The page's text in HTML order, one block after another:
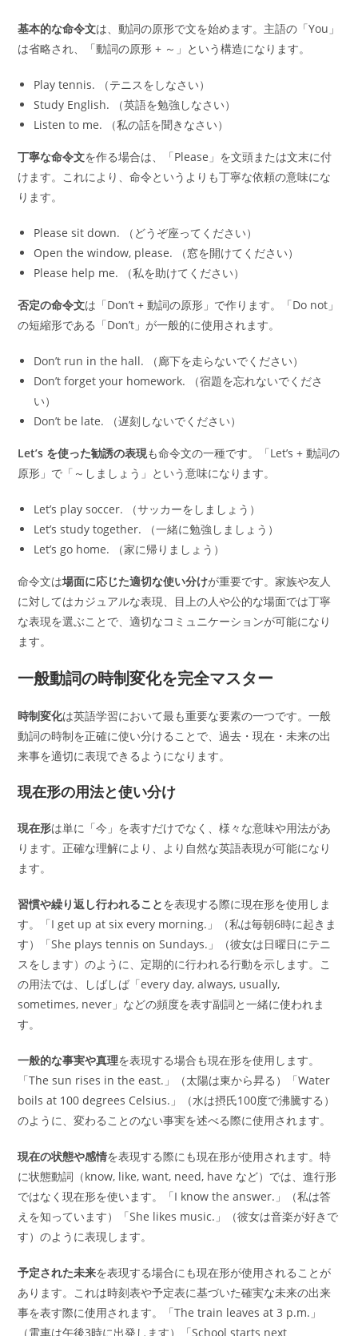
基本的な命令文は、動詞の原形で文を始めます。主語の「You」
は省略され、「動詞の原形 + ～」という構造になります。
Play tennis. （テニスをしなさい）
Study English. （英語を勉強しなさい）
Listen to me. （私の話を聞きなさい）
丁寧な命令文を作る場合は、「Please」を文頭または文末に付
けます。これにより、命令というよりも丁寧な依頼の意味にな
ります。
Please sit down. （どうぞ座ってください）
Open the window, please. （窓を開けてください）
Please help me. （私を助けてください）
否定の命令文は「Don’t + 動詞の原形」で作ります。「Do not」
の短縮形である「Don’t」が一般的に使用されます。
Don’t run in the hall. （廊下を走らないでください）
Don’t forget your homework. （宿題を忘れないでくださ
い）
Don’t be late. （遅刻しないでください）
Let’s を使った勧誘の表現も命令文の一種です。「Let’s + 動詞の
原形」で「～しましょう」という意味になります。
Let’s play soccer. （サッカーをしましょう）
Let’s study together. （一緒に勉強しましょう）
Let’s go home. （家に帰りましょう）
命令文は場面に応じた適切な使い分けが重要です。家族や友人
に対してはカジュアルな表現、目上の人や公的な場面では丁寧
な表現を選ぶことで、適切なコミュニケーションが可能になり
ます。
一般動詞の時制変化を完全マスター
時制変化は英語学習において最も重要な要素の一つです。一般
動詞の時制を正確に使い分けることで、過去・現在・未来の出
来事を適切に表現できるようになります。
現在形の用法と使い分け
現在形は単に「今」を表すだけでなく、様々な意味や用法があ
ります。正確な理解により、より自然な英語表現が可能になり
ます。
習慣や繰り返し行われることを表現する際に現在形を使用しま
す。「I get up at six every morning.」（私は毎朝6時に起きま
す）「She plays tennis on Sundays.」（彼女は日曜日にテニ
スをします）のように、定期的に行われる行動を示します。こ
の用法では、しばしば「every day, always, usually,
sometimes, never」などの頻度を表す副詞と一緒に使われま
す。
一般的な事実や真理を表現する場合も現在形を使用します。
「The sun rises in the east.」（太陽は東から昇る）「Water
boils at 100 degrees Celsius.」（水は摂氏100度で沸騰する）
のように、変わることのない事実を述べる際に使用されます。
現在の状態や感情を表現する際にも現在形が使用されます。特
に状態動詞（know, like, want, need, have など）では、進行形
ではなく現在形を使います。「I know the answer.」（私は答
えを知っています）「She likes music.」（彼女は音楽が好きで
す）のように表現します。
予定された未来を表現する場合にも現在形が使用されることが
あります。これは時刻表や予定表に基づいた確実な未来の出来
事を表す際に使用されます。「The train leaves at 3 p.m.」
（電車は午後3時に出発します）「School starts next